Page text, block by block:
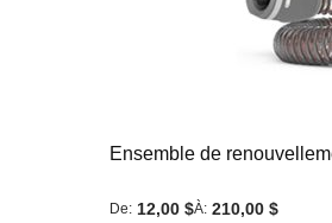
Ensemble de
De 12,00 $À 210,00 $